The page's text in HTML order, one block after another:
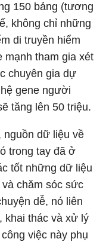
150 bảng (tương
không chỉ những
di truyền hiểm
tham gia xét
chuyên gia dự
gene người
tăng lên 50 triệu.
nguồn dữ liệu về
trong tay đã ở
tốt những dữ liệu
chăm sóc sức
dễ, nó liên
khai thác và xử lý
việc này phụ